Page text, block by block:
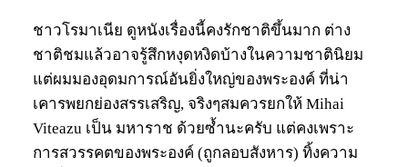
ชาวโรมาเนีย ดูหนังเรื่องนี้คงรักชาติขึ้นมาก ต่าง
ชาติชมแล้วอาจรู้สึกหงุดหงิดบ้างในความชาตินิยม
แต่ผมมองอุดมการณ์อันยิ่งใหญ่ของพระองค์ ที่น่า
เคารพยกย่องสรรเสริญ, จริงๆสมควรยกให้ Mihai
Viteazu เป็น มหาราช ด้วยซ้ำนะครับ แต่คงเพราะ
การสวรรคตของพระองค์ (ถูกลอบสังหาร) ทิ้งความ